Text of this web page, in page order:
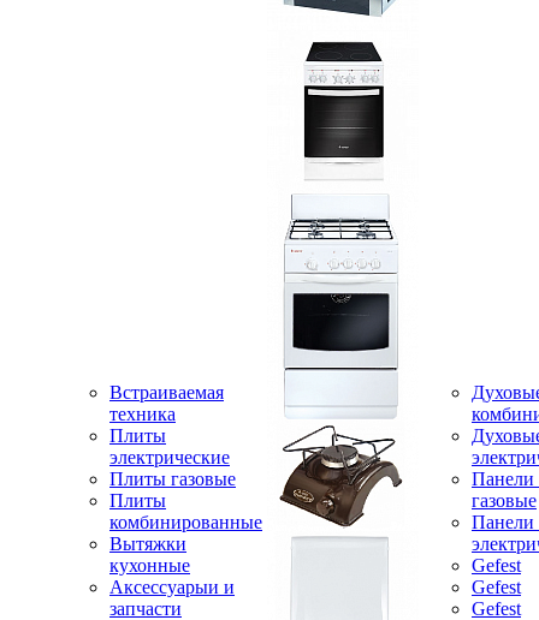
Встраиваемая
техника
Плиты
электрические
Плиты газовые
Плиты
комбинированные
Вытяжки
кухонные
Аксессуарыи и
запчасти
Панели
газовые
Панели
Gefest
Gefest
Gefest